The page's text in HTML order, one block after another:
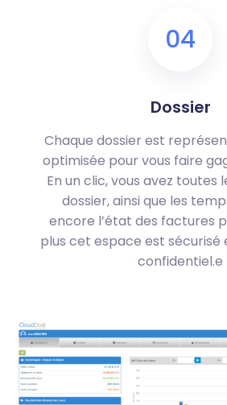
04
Dossier
Chaque dossier est
optimisée pour vous faire
En un clic, vous avez toutes
dossier, ainsi que les
encore l’état des factures
plus cet espace est
confidentiel.e